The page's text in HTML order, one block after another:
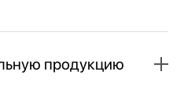
продукцию